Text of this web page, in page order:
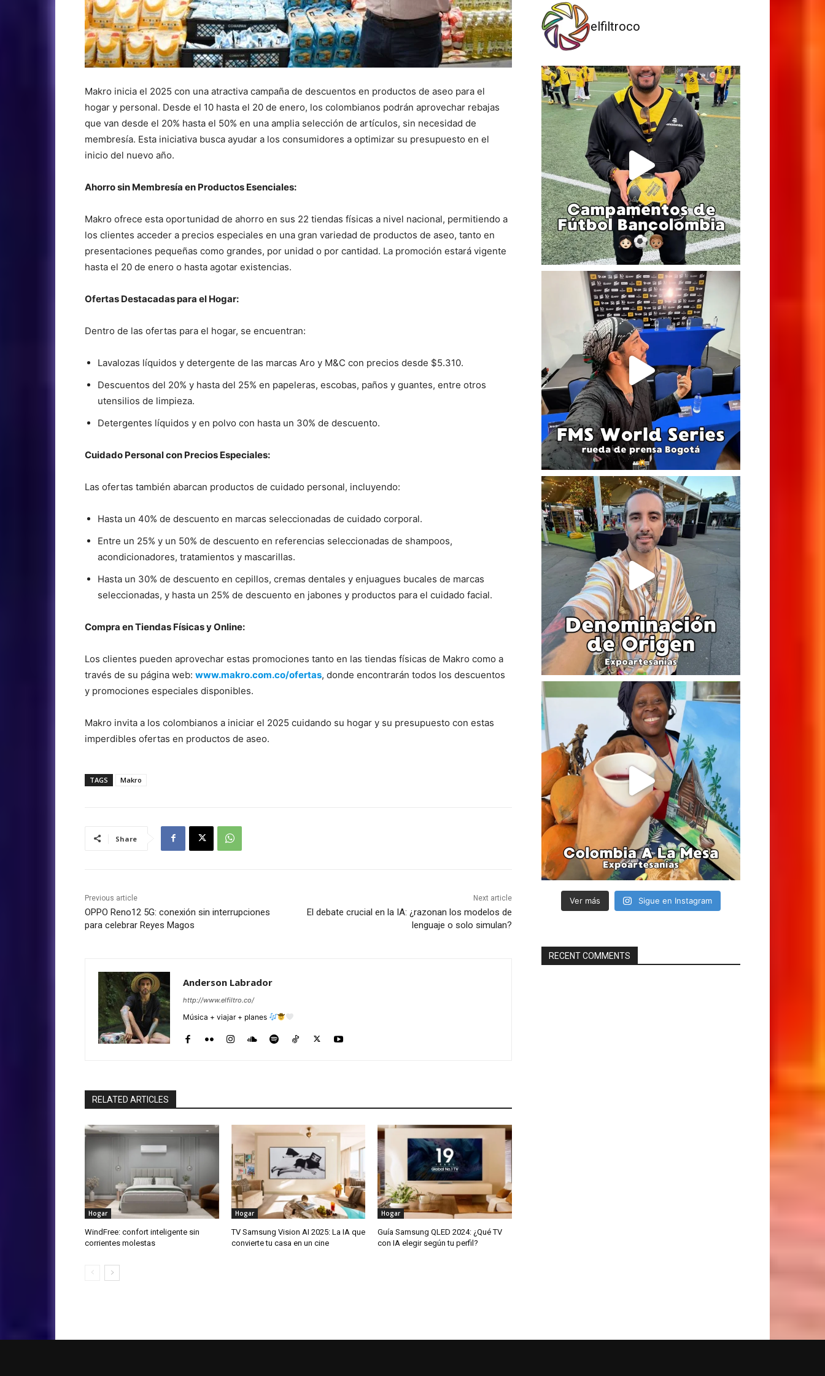
Makro inicia el 2025 con una atractiva campaña de descuentos en productos de aseo para el
hogar y personal. Desde el 10 hasta el 20 de enero, los colombianos podrán aprovechar rebajas
que van desde el 20% hasta el 50% en una amplia selección de artículos, sin necesidad de
membresía. Esta iniciativa busca ayudar a los consumidores a optimizar su presupuesto en el
inicio del nuevo año.
Ahorro sin Membresía en Productos Esenciales:
Makro ofrece esta oportunidad de ahorro en sus 22 tiendas físicas a nivel nacional, permitiendo a
los clientes acceder a precios especiales en una gran variedad de productos de aseo, tanto en
presentaciones pequeñas como grandes, por unidad o por cantidad. La promoción estará vigente
hasta el 20 de enero o hasta agotar existencias.
Ofertas Destacadas para el Hogar:
Dentro de las ofertas para el hogar, se encuentran:
Lavalozas líquidos y detergente de las marcas Aro y M&C con precios desde $5.310.
Descuentos del 20% y hasta del 25% en papeleras, escobas, paños y guantes, entre otros
utensilios de limpieza.
Detergentes líquidos y en polvo con hasta un 30% de descuento.
Cuidado Personal con Precios Especiales:
Las ofertas también abarcan productos de cuidado personal, incluyendo:
Hasta un 40% de descuento en marcas seleccionadas de cuidado corporal.
Entre un 25% y un 50% de descuento en referencias seleccionadas de shampoos,
acondicionadores, tratamientos y mascarillas.
Hasta un 30% de descuento en cepillos, cremas dentales y enjuagues bucales de marcas
seleccionadas, y hasta un 25% de descuento en jabones y productos para el cuidado facial.
Compra en Tiendas Físicas y Online:
Los clientes pueden aprovechar estas promociones tanto en las tiendas físicas de Makro como a
través de su página web: www.makro.com.co/ofertas, donde encontrarán todos los descuentos
y promociones especiales disponibles.
Makro invita a los colombianos a iniciar el 2025 cuidando su hogar y su presupuesto con estas
imperdibles ofertas en productos de aseo.
TAGS Makro
Share
Previous article
OPPO Reno12 5G: conexión sin interrupciones
para celebrar Reyes Magos
Next article
El debate crucial en la IA: ¿razonan los modelos de
lenguaje o solo simulan?
Anderson Labrador
http://www.elfiltro.co/
Música + viajar + planes
RELATED ARTICLES
Hogar
WindFree: confort inteligente sin
corrientes molestas
Hogar
TV Samsung Vision AI 2025: La IA que
convierte tu casa en un cine
Hogar
Guía Samsung QLED 2024: ¿Qué TV
con IA elegir según tu perfil?
elfiltroco
Ver más Sigue en Instagram
RECENT COMMENTS